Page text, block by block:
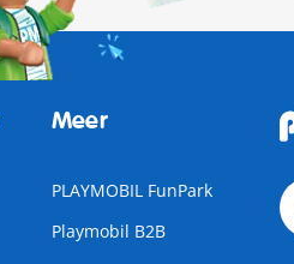
Meer
PLAYMOBIL FunPark
Playmobil B2B